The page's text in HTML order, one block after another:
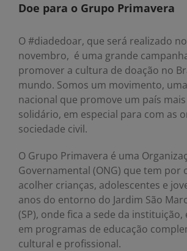
Doe para o Grupo Primavera
O #diadedoar, que será realizado
novembro, é uma grande
promover a cultura de doação no
mundo. Somos um movimento,
nacional que promove um país
solidário, em especial para com as
sociedade civil.
O Grupo Primavera é uma
Governamental (ONG) que tem por
acolher crianças, adolescentes e
anos do entorno do Jardim São
(SP), onde fica a sede da instituição,
em programas de educação
cultural e profissional.